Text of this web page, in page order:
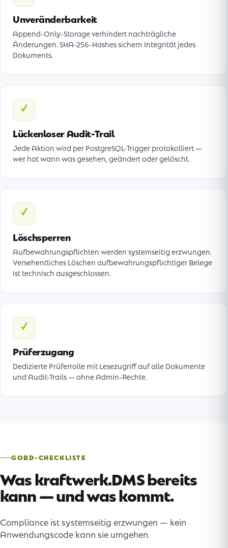
Unveränderbarkeit
Append-Only-Storage verhindert nachträgliche
Änderungen. SHA-256-Hashes sichern Integrität jedes
Dokuments.
✓
Lückenloser Audit-Trail
Jede Aktion wird per PostgreSQL-Trigger protokolliert —
wer hat wann was gesehen, geändert oder gelöscht.
✓
Löschsperren
Aufbewahrungspflichten werden systemseitig erzwungen.
Versehentliches Löschen aufbewahrungspflichtiger Belege
ist technisch ausgeschlossen.
✓
Prüferzugang
Dedizierte Prüferrolle mit Lesezugriff auf alle Dokumente
und Audit-Trails — ohne Admin-Rechte.
GOBD-CHECKLISTE
Was kraftwerk.DMS bereits
kann — und was kommt.
Compliance ist systemseitig erzwungen — kein
Anwendungscode kann sie umgehen.